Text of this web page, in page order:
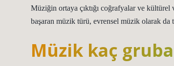
Müziğin ortaya çıktığı coğrafyalar ve kültürel
başaran müzik türü, evrensel müzik olarak da
Müzik kaç gruba